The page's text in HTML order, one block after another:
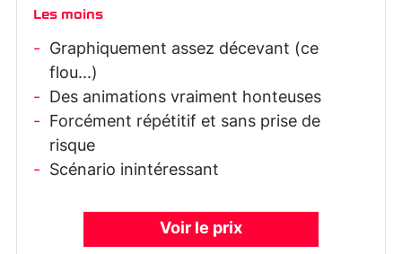
Les moins
Graphiquement assez décevant (ce
flou...)
Des animations vraiment honteuses
Forcément répétitif et sans prise de
risque
Scénario inintéressant
Voir le prix